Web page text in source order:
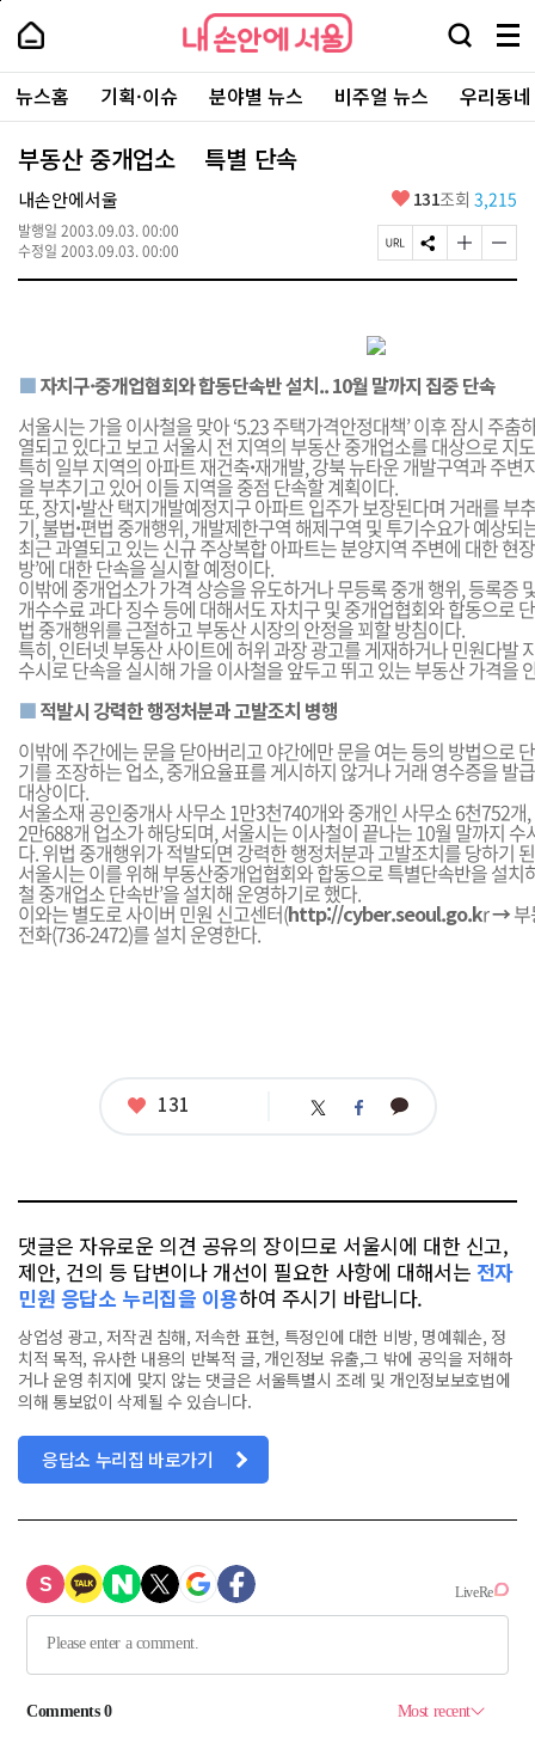
본
로
가
내
손
안
에
서
울
-
서
울
시
대
표
소
내
손
에
울
검
창
열
기
메
뉴
전
체
보
주
요
서
뉴스홈 기획·이슈 분야별 뉴스 비주얼 뉴스 우리동
부동산 중개업소 특별 단속
내손안에서울
발행일 2003.09.03. 00:00
수정일 2003.09.03. 00:00
좋
요
131조회 3,215
페
이
복
사
S
N
기
글
자
변
경
하
기
글
자
하
기
■자치구·중개업협회와 합동단속반 설치.. 10월 말까지 집중 단속
서울시는 가을 이사철을 맞아 ‘5.23 주택가격안정대책’ 이후 잠시 주춤
열되고 있다고 보고 서울시 전 지역의 부동산 중개업소를 대상으로 지도
특히 일부 지역의 아파트 재건축·재개발, 강북 뉴타운 개발구역과 주변
을 부추기고 있어 이들 지역을 중점 단속할 계획이다.
또, 장지·발산 택지개발예정지구 아파트 입주가 보장된다며 거래를 부
기, 불법·편법 중개행위, 개발제한구역 해제구역 및 투기수요가 예상되
최근 과열되고 있는 신규 주상복합 아파트는 분양지역 주변에 대한 현
방’에 대한 단속을 실시할 예정이다.
이밖에 중개업소가 가격 상승을 유도하거나 무등록 중개 행위, 등록증
개수수료 과다 징수 등에 대해서도 자치구 및 중개업협회와 합동으로
법 중개행위를 근절하고 부동산 시장의 안정을 꾀할 방침이다.
특히, 인터넷 부동산 사이트에 허위 과장 광고를 게재하거나 민원다발
수시로 단속을 실시해 가을 이사철을 앞두고 뛰고 있는 부동산 가격을
■적발시 강력한 행정처분과 고발조치 병행
이밖에 주간에는 문을 닫아버리고 야간에만 문을 여는 등의 방법으로
기를 조장하는 업소, 중개요율표를 게시하지 않거나 거래 영수증을 발
대상이다.
서울소재 공인중개사 사무소 1만3천740개와 중개인 사무소 6천752개
2만688개 업소가 해당되며, 서울시는 이사철이 끝나는 10월 말까지
다. 위법 중개행위가 적발되면 강력한 행정처분과 고발조치를 당하기
서울시는 이를 위해 부동산중개업협회와 합동으로 특별단속반을 설치
철 중개업소 단속반’을 설치해 운영하기로 했다.
이와는 별도로 사이버 민원 신고센터(http://cyber.seoul.go.kr→
전화(736-2472)를 설치 운영한다.
좋
131 트 페 카
댓글은 자유로운 의견 공유의 장이므로 서울시에 대한 신고,
제안, 건의 등 답변이나 개선이 필요한 사항에 대해서는 전자
민원 응답소 누리집을 이용하여 주시기 바랍니다.
상업성 광고, 저작권 침해, 저속한 표현, 특정인에 대한 비방, 명예훼손, 정
치적 목적, 유사한 내용의 반복적 글, 개인정보 유출,그 밖에 공익을 저해하
거나 운영 취지에 맞지 않는 댓글은 서울특별시 조례 및 개인정보보호법에
의해 통보없이 삭제될 수 있습니다.
응답소 누리집 바로가기
페
상
단
로